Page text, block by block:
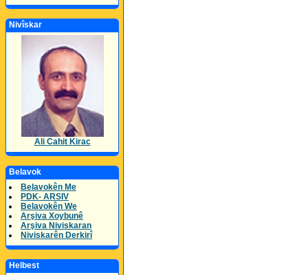
Nivîskar
Ali Cahit Kirac
Belavok
Belavokên Me
PDK- ARSIV
Belavokên We
Arşiva Xoybunê
Arşiva Niviskaran
Niviskarên Derkirî
Helbest